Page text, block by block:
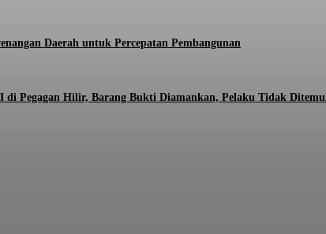
Daerah untuk Percepatan Pembangunan
Pegagan Hilir, Barang Bukti Diamankan, Pelaku Tidak